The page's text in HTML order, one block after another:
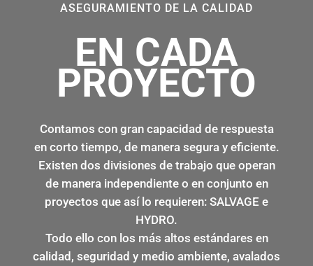
ASEGURAMIENTO DE LA CALIDAD
EN CADA
PROYECTO
Contamos con gran capacidad de respuesta
en corto tiempo, de manera segura y eficiente.
Existen dos divisiones de trabajo que operan
de manera independiente o en conjunto en
proyectos que así lo requieren: SALVAGE e
HYDRO.
Todo ello con los más altos estándares en
calidad, seguridad y medio ambiente, avalados